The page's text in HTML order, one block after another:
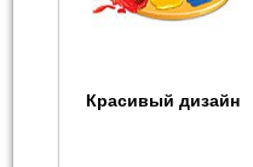
Красивый дизайн